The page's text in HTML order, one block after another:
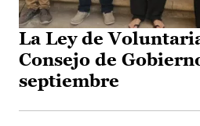
La Ley de
Consejo de
septiembre